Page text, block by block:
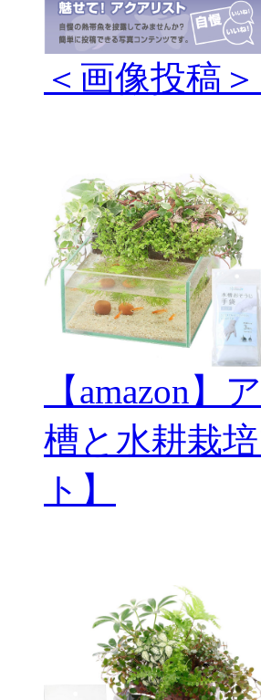
＜画像投稿
【amazon
槽と水耕栽
ト】